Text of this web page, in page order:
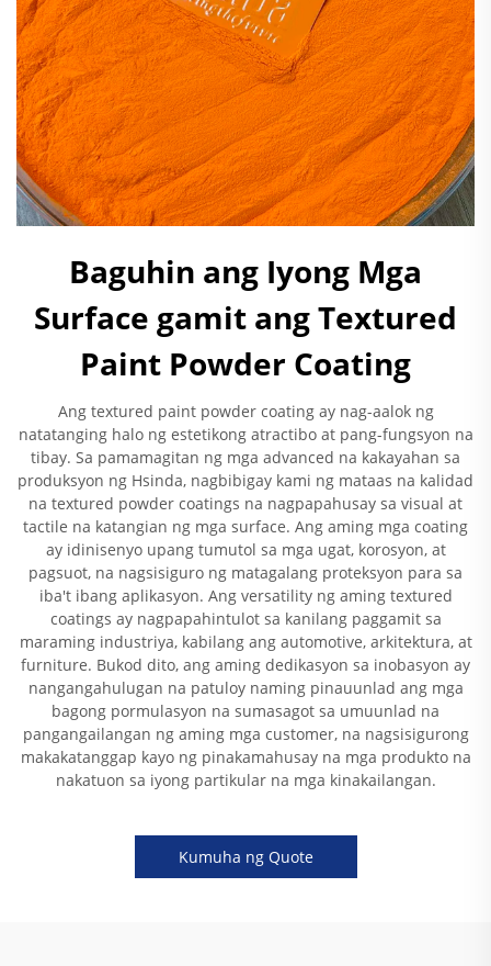
Baguhin ang Iyong Mga
Surface gamit ang Textured
Paint Powder Coating
Ang textured paint powder coating ay nag-aalok ng
natatanging halo ng estetikong atractibo at pang-fungsyon na
tibay. Sa pamamagitan ng mga advanced na kakayahan sa
produksyon ng Hsinda, nagbibigay kami ng mataas na kalidad
na textured powder coatings na nagpapahusay sa visual at
tactile na katangian ng mga surface. Ang aming mga coating
ay idinisenyo upang tumutol sa mga ugat, korosyon, at
pagsuot, na nagsisiguro ng matagalang proteksyon para sa
iba't ibang aplikasyon. Ang versatility ng aming textured
coatings ay nagpapahintulot sa kanilang paggamit sa
maraming industriya, kabilang ang automotive, arkitektura, at
furniture. Bukod dito, ang aming dedikasyon sa inobasyon ay
nangangahulugan na patuloy naming pinauunlad ang mga
bagong pormulasyon na sumasagot sa umuunlad na
pangangailangan ng aming mga customer, na nagsisigurong
makakatanggap kayo ng pinakamahusay na mga produkto na
nakatuon sa iyong partikular na mga kinakailangan.
Kumuha ng Quote